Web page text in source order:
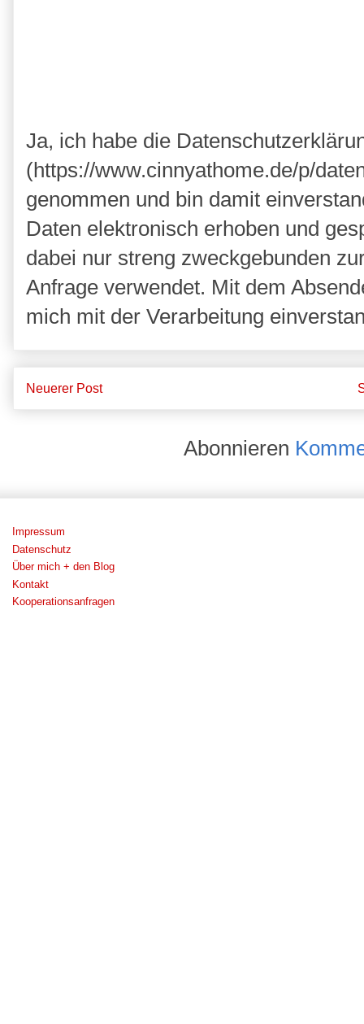
Ja, ich habe die
(https://www.cinnyathome.de/p/
genommen und bin damit
Daten elektronisch erhoben und
dabei nur streng zweckgebunden
Anfrage verwendet. Mit dem
mich mit der Verarbeitung
Neuerer Post
Abonnieren
Impressum
Datenschutz
Über mich + den Blog
Kontakt
Kooperationsanfragen